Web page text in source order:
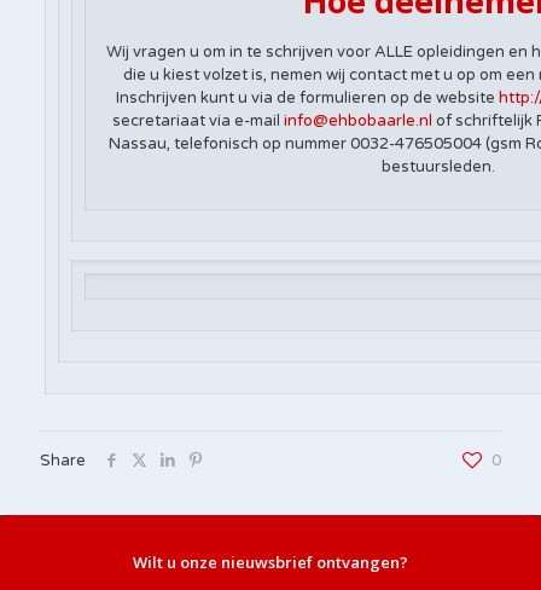
Wij vragen u om in te schrijven voor ALLE opleidingen en
die u kiest volzet is, nemen wij contact met u op om
Inschrijven kunt u via de formulieren op de website
secretariaat via e-mail info@ehbobaarle.nl of schriftelijk
Nassau, telefonisch op nummer 0032-476505004 (gsm
bestuursleden.
Share 0
Wilt u onze nieuwsbrief ontvangen?